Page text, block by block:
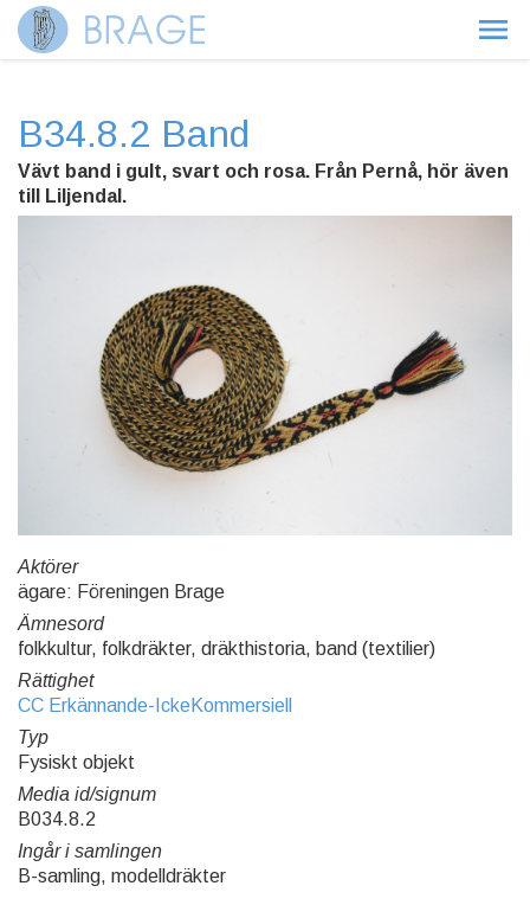
B34.8.2 Band
Vävt band i gult, svart och rosa. Från Pernå, hör även
till Liljendal.
Aktörer
ägare: Föreningen Brage
Ämnesord
folkkultur, folkdräkter, dräkthistoria, band (textilier)
Rättighet
CC Erkännande-IckeKommersiell
Typ
Fysiskt objekt
Media id/signum
B034.8.2
Ingår i samlingen
B-samling, modelldräkter